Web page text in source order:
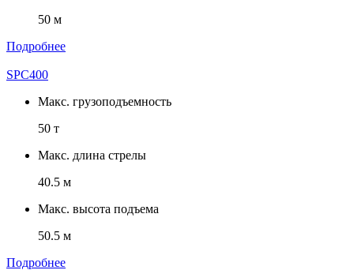
50 м
Подробнее
SPC400
Макс. грузоподъемность
50 т
Макс. длина стрелы
40.5 м
Макс. высота подъема
50.5 м
Подробнее